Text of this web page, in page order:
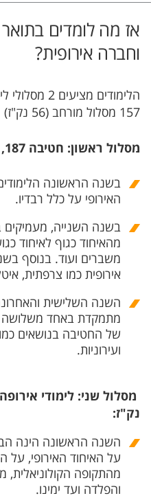
אז מה לומדים בתואר
וחברה אירופית?
157 מסלול מורחב (56 נק"ז)
מסלול ראשון: חטיבה 187, 28 נק"ז:
בשנה הראשונה
האירופי על כלל רבדיו.
בשנה השנייה, מעמיקים
מהאיחוד כגוף לאיחוד
משברים ועוד. בנוסף
אירופית כמו צרפתית,
השנה השלישית
מתמקדת באחד משלושה
של החטיבה בנושאים
ועירוניות.
נק"ז:
השנה הראשונה הינה
על האיחוד האירופי, על
מהתקופה
והפלדה ועד ימינו.